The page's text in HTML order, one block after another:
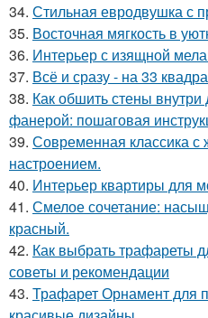
34. Стильная евродвушка с
35. Восточная мягкость в
36. Интерьер с изящной
37. Всё и сразу - на 33
38. Как обшить стены
фанерой: пошаговая
39. Современная классика с
настроением.
40. Интерьер квартиры для
41. Смелое сочетание:
красный.
42. Как выбрать трафареты
советы и рекомендации
43. Трафарет Орнамент для